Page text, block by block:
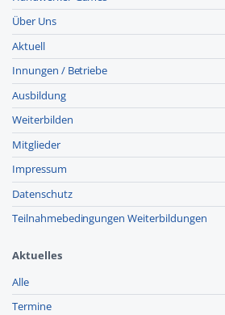
Über Uns
Aktuell
Innungen / Betriebe
Ausbildung
Weiterbilden
Mitglieder
Impressum
Datenschutz
Teilnahmebedingungen Weiterbildungen
Aktuelles
Alle
Termine